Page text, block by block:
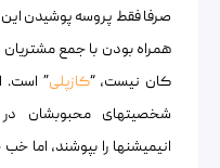
صرفا فقط پروسه پوشیدن
همراه بودن با جمع
کان نیست، “کازپلی” است.
شخصیتهای محبوبشان
انیمیشنها را بپوشند، اما